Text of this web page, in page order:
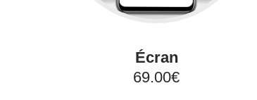
Écran
69.00€